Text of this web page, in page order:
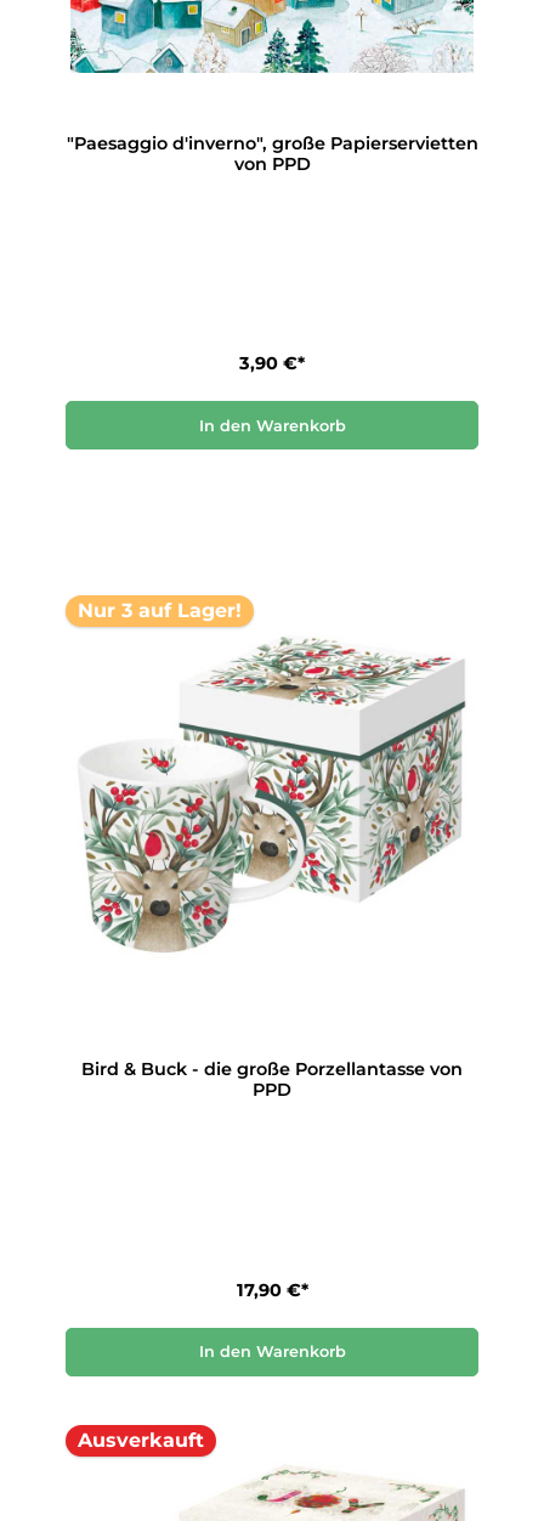
"Paesaggio d'inverno", große Papierservietten
von PPD
3,90 €*
In den Warenkorb
Nur 3 auf Lager!
Bird & Buck - die große Porzellantasse von
PPD
17,90 €*
In den Warenkorb
Ausverkauft